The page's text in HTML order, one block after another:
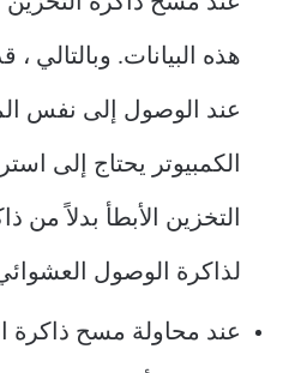
هذه البيانات. وبالتالي ،
عند الوصول إلى نفس
الكمبيوتر يحتاج إلى
التخزين الأبطأ بدلاً من
لذاكرة الوصول
عند محاولة مسح ذاكرة